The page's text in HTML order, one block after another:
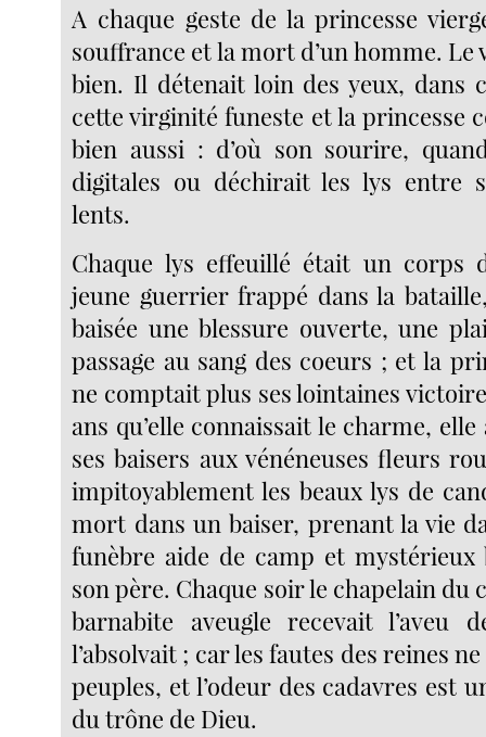
A chaque geste de la princesse
souffrance et la mort d’un homme. Le
bien. Il détenait loin des yeux, dans
cette virginité funeste et la princesse
bien aussi : d’où son sourire,
digitales ou déchirait les lys entre
lents.
Chaque lys effeuillé était un corps
jeune guerrier frappé dans la
baisée une blessure ouverte, une
passage au sang des coeurs ; et la
ne comptait plus ses lointaines
ans qu’elle connaissait le charme,
ses baisers aux vénéneuses fleurs
impitoyablement les beaux lys de
mort dans un baiser, prenant la vie
funèbre aide de camp et
son père. Chaque soir le chapelain du
barnabite aveugle recevait l’aveu
l’absolvait ; car les fautes des reines
peuples, et l’odeur des cadavres est
du trône de Dieu.